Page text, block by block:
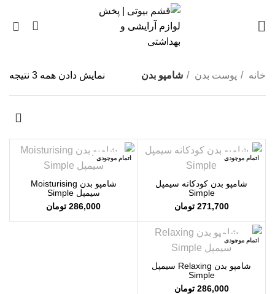
خانه پوست بدن شامپو بدن نمایش دادن همه 3 نتیجه
اتمام موجودی
شامپو بدن کودکانه سیمپل
Simple
271,700 تومان
اتمام موجودی
شامپو بدن Moisturising
سیمپل Simple
286,000 تومان
اتمام موجودی
شامپو بدن Relaxing سیمپل
Simple
286,000 تومان